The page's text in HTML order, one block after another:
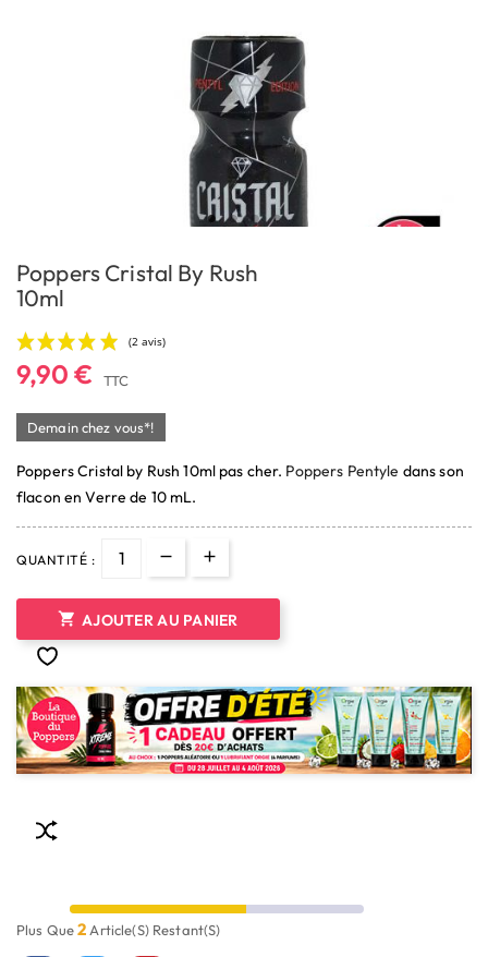
Poppers Cristal By Rush
10ml
9,90 € TTC
Demain chez vous*!
Poppers Cristal by Rush 10ml pas cher. Poppers Pentyle dans son
flacon en Verre de 10 mL.
QUANTITÉ :
 AJOUTER AU PANIER
Plus Que2 Article(s) Restant(s)